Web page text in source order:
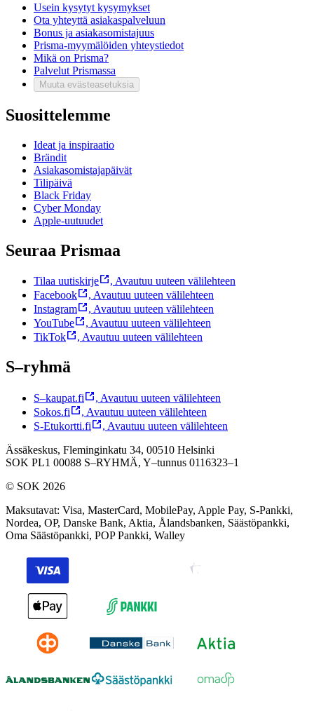
Usein kysytyt kysymykset
Ota yhteyttä asiakaspalveluun
Bonus ja asiakasomistajuus
Prisma-myymälöiden yhteystiedot
Mikä on Prisma?
Palvelut Prismassa
Muuta evästeasetuksia
Suosittelemme
Ideat ja inspiraatio
Brändit
Asiakasomistajapäivät
Tilipäivä
Black Friday
Cyber Monday
Apple-uutuudet
Seuraa Prismaa
Tilaa uutiskirje , Avautuu uuteen välilehteen
Facebook
, Avautuu uuteen välilehteen
Instagram
, Avautuu uuteen välilehteen
YouTube
, Avautuu uuteen välilehteen
TikTok
, Avautuu uuteen välilehteen
S–ryhmä
S–kaupat.fi , Avautuu uuteen välilehteen
Sokos.fi
, Avautuu uuteen välilehteen
S-Etukortti.fi
, Avautuu uuteen välilehteen
Ässäkeskus, Fleminginkatu 34, 00510 Helsinki
SOK PL1 00088 S–RYHMÄ, Y–tunnus 0116323–1
© SOK 2026
Maksutavat: Visa, MasterCard, MobilePay, Apple Pay, S-Pankki,
Nordea, OP, Danske Bank, Aktia, Ålandsbanken, Säästöpankki,
Oma Säästöpankki, POP Pankki, Walley